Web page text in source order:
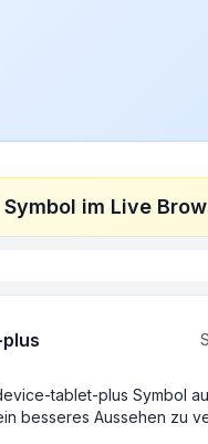
im Live
tablet-plus Symbol
besseres Aussehen zu